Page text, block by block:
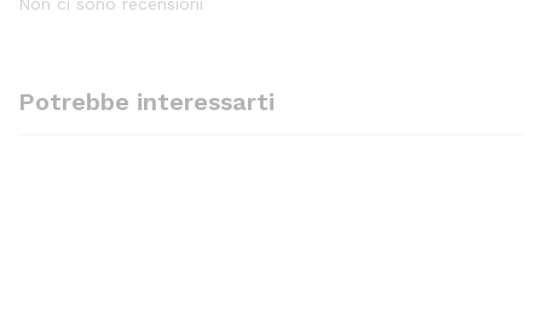
Potrebbe interessarti